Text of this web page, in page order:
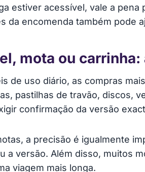
estiver acessível, vale a
da encomenda também pode
mota ou
de uso diário, as compras
pastilhas de travão, discos,
confirmação da versão
a precisão é igualmente
a versão. Além disso, muitos
viagem mais longa.